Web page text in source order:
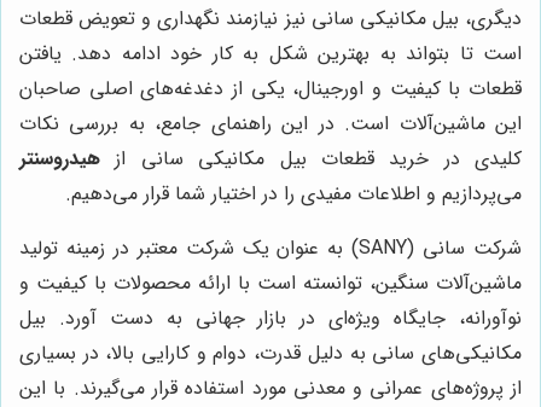
دیگری، بیل مکانیکی سانی نیز نیازمند نگهداری و تعویض قطعات
است تا بتواند به بهترین شکل به کار خود ادامه دهد. یافتن
قطعات با کیفیت و اورجینال، یکی از دغدغه‌های اصلی صاحبان
این ماشین‌آلات است. در این راهنمای جامع، به بررسی نکات
کلیدی در خرید قطعات بیل مکانیکی سانی از هیدروسنتر
می‌پردازیم و اطلاعات مفیدی را در اختیار شما قرار می‌دهیم.
شرکت سانی (SANY) به عنوان یک شرکت معتبر در زمینه تولید
ماشین‌آلات سنگین، توانسته است با ارائه محصولات با کیفیت و
نوآورانه، جایگاه ویژه‌ای در بازار جهانی به دست آورد. بیل
مکانیکی‌های سانی به دلیل قدرت، دوام و کارایی بالا، در بسیاری
از پروژه‌های عمرانی و معدنی مورد استفاده قرار می‌گیرند. با این